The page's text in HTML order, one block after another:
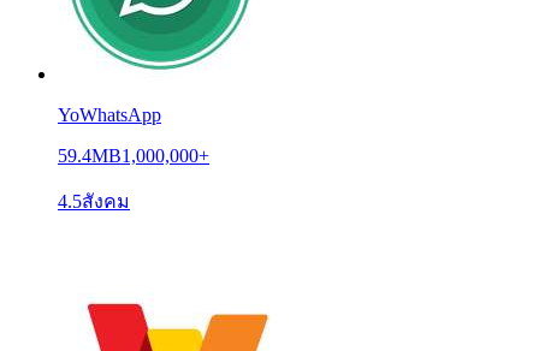
YoWhatsApp
59.4MB1,000,000+
4.5สังคม